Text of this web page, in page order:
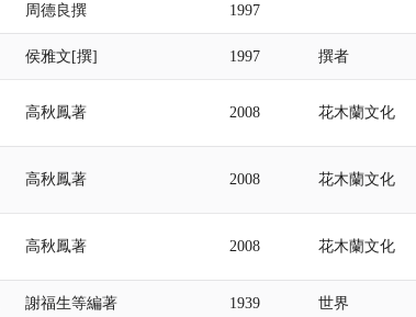
周德良撰 1997
侯雅文[撰] 1997 撰者
高秋鳳著 2008 花木蘭文化
高秋鳳著 2008 花木蘭文化
高秋鳳著 2008 花木蘭文化
謝福生等編著 1939 世界